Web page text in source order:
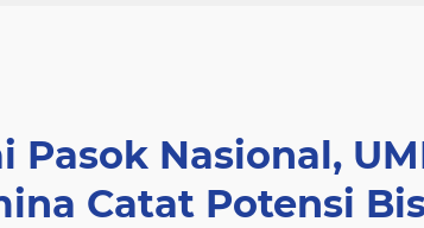
Pasok Nasional,
Catat Potensi